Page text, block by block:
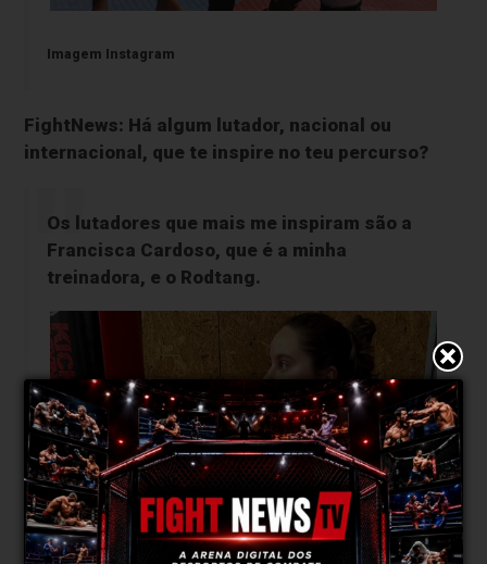
Imagem Instagram
FightNews: Há algum lutador, nacional ou
internacional, que te inspire no teu percurso?
Os lutadores que mais me inspiram são a
Francisca Cardoso, que é a minha
treinadora, e o Rodtang.